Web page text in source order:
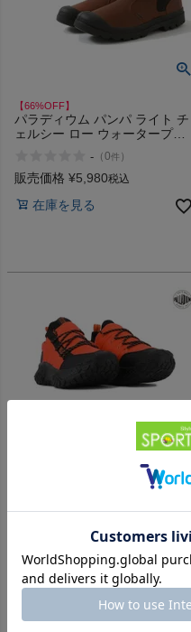
【66%OFF】
パラディウム パンパ ライト チ
ェルシー ロー ウォータープル
ブーツ レザー PALLADIUM
PAMPA LITE+ CHELSEA LO
ト セール
- （0件 ）
販売価格 ¥5,980税込
在庫を見る
パラディウム オフバウンド イ
ンフレイト ハイカット アウト
ドア タウンユース シューズ ス
ニーカー ブーツ 紐靴
INFLATED 79536 008 325 651
-（0 件）
19,800 税込
在庫切れ